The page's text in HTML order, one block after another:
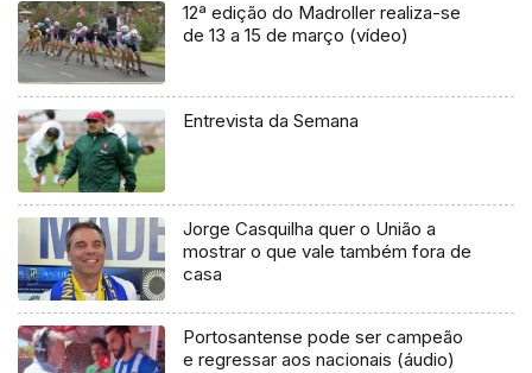
12ª edição do Madroller realiza-se
de 13 a 15 de março (vídeo)
Entrevista da Semana
Jorge Casquilha quer o União a
mostrar o que vale também fora de
casa
Portosantense pode ser campeão
e regressar aos nacionais (áudio)